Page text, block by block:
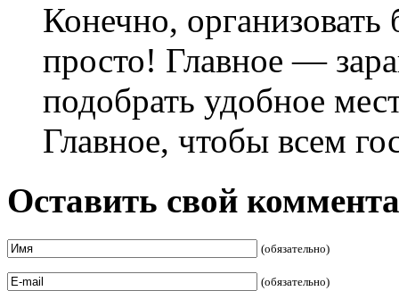
Конечно,
просто! Главное —
подобрать удобное
Главное, чтобы всем
Оставить свой
(обязательно)
(обязательно)